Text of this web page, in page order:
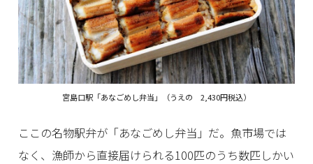
宮島口駅「あなごめし弁当」（うえの 2,430円税込）
ここの名物駅弁が「あなごめし弁当」だ。魚市場では
なく、漁師から直接届けられる100匹のうち数匹しかい